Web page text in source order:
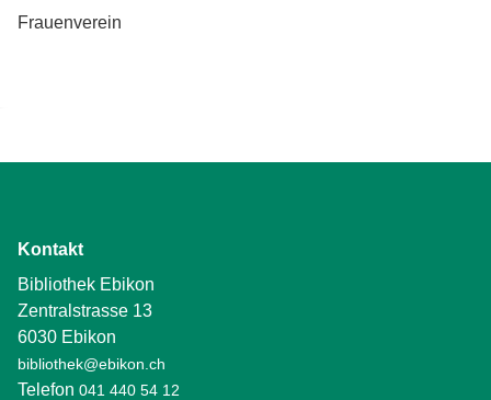
Frauenverein
Kontakt
Bibliothek Ebikon
Zentralstrasse 13
6030 Ebikon
bibliothek@ebikon.ch
Telefon 041 440 54 12